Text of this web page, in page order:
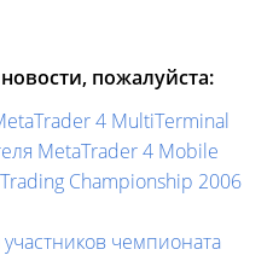
пожалуйста:
4 MultiTerminal
MetaTrader 4 Mobile
Championship 2006
чемпионата